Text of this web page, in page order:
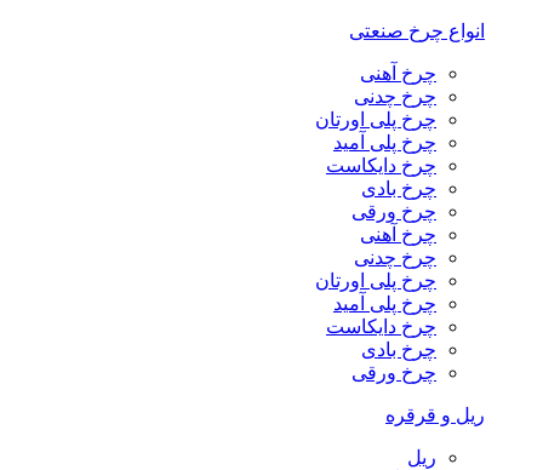
انواع چرخ صنعتی
چرخ آهنی
چرخ چدنی
چرخ پلی اورتان
چرخ پلی آمید
چرخ دایکاست
چرخ بادی
چرخ ورقی
چرخ آهنی
چرخ چدنی
چرخ پلی اورتان
چرخ پلی آمید
چرخ دایکاست
چرخ بادی
چرخ ورقی
ریل و قرقره
ریل